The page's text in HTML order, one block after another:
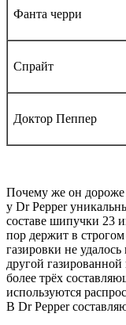
Фанта черри
Спрайт
Доктор Пеппер
Почему же он дороже
у Dr Pepper
составе шипучки 23
пор держит в
газировки не
другой
более трёх
используются
В Dr Pepper